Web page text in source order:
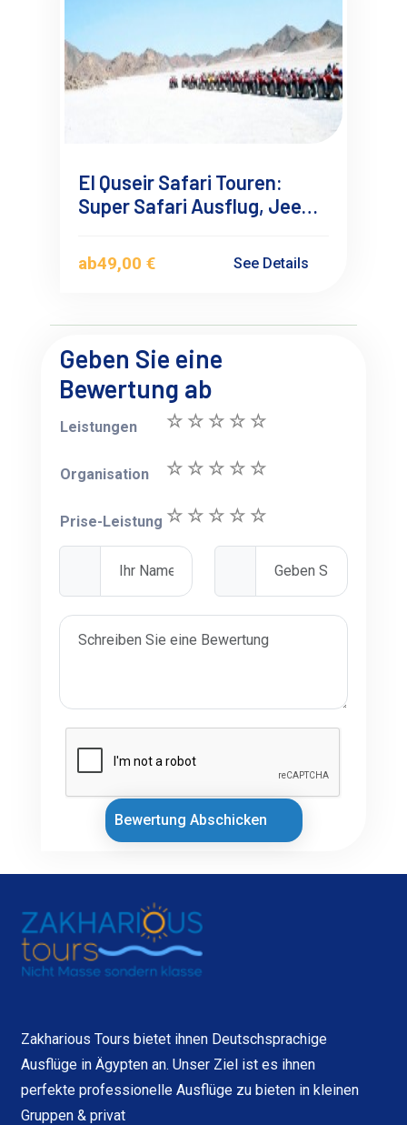
El Quseir Safari Touren:
Super Safari Ausflug, Jeep,
ab49,00 € See Details
Geben Sie eine
Bewertung ab
Leistungen
Organisation
Prise-Leistung
Bewertung Abschicken
Zakharious Tours bietet ihnen Deutschsprachige
Ausflüge in Ägypten an. Unser Ziel ist es ihnen
perfekte professionelle Ausflüge zu bieten in kleinen
Gruppen & privat